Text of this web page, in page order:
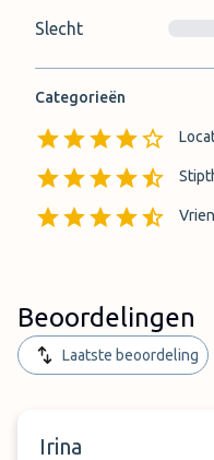
Slecht
Categorieën
Beoordelingen
Laatste beoordeling
Irina